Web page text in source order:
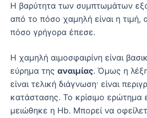
Η βαρύτητα των συμπτωμάτων
από το πόσο χαμηλή είναι η τιμή,
πόσο γρήγορα έπεσε.
Η χαμηλή αιμοσφαιρίνη είναι
εύρημα της αναιμίας. Όμως η
είναι τελική διάγνωση· είναι
κατάστασης. Το κρίσιμο ερώτημα
μειώθηκε η Hb. Μπορεί να